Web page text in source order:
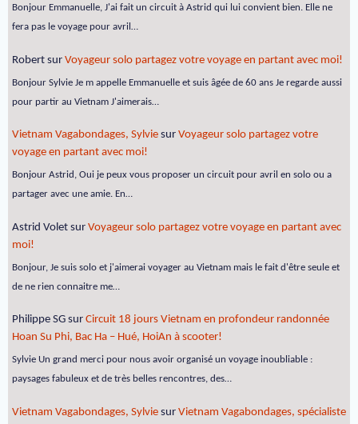
Bonjour Emmanuelle, J'ai fait un circuit à Astrid qui lui convient bien. Elle ne
fera pas le voyage pour avril…
Robert sur Voyageur solo partagez votre voyage en partant avec moi!
Bonjour Sylvie Je m appelle Emmanuelle et suis âgée de 60 ans Je regarde aussi
pour partir au Vietnam J'aimerais…
Vietnam Vagabondages, Sylvie sur Voyageur solo partagez votre
voyage en partant avec moi!
Bonjour Astrid, Oui je peux vous proposer un circuit pour avril en solo ou a
partager avec une amie. En…
Astrid Volet sur Voyageur solo partagez votre voyage en partant avec
moi!
Bonjour, Je suis solo et j'aimerai voyager au Vietnam mais le fait d'être seule et
de ne rien connaitre me…
Philippe SG sur Circuit 18 jours Vietnam en profondeur randonnée
Hoan Su Phi, Bac Ha – Hué, HoiAn à scooter!
Sylvie Un grand merci pour nous avoir organisé un voyage inoubliable :
paysages fabuleux et de très belles rencontres, des…
Vietnam Vagabondages, Sylvie sur Vietnam Vagabondages, spécialiste